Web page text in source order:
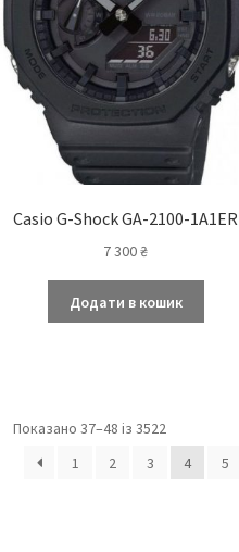
Casio G-Shock GA-2100-1A1ER
7 300₴
Додати в кошик
Показано 37–48 із 3522
1
2 3 4 5